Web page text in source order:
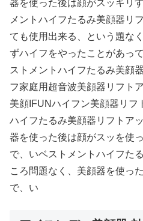
器を使った後は顔がスッキリ
メントハイフたるみ美顔器リ
ても使用出来る、という題な
ずハイフをやったことがあっ
ストメントハイフたるみ美顔
フ家庭用超音波美顔器リフト
美顔IFUNハイフン美顔器リフ
ハイフたるみ美顔器リフトア
器を使った後は顔がスッを使
で、いベストメントハイフた
ころ問題なく、美顔器を使っ
で、い